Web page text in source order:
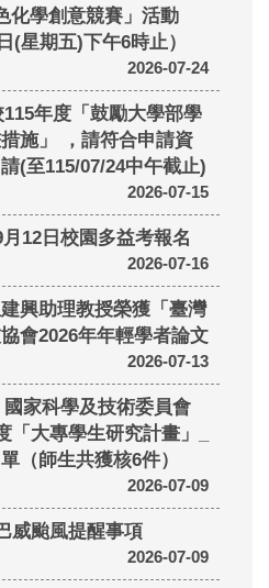
化學創意競賽」活動
(星期五)下午6時止）
2026-07-24
校115年度「鼓勵大學部學
施」 ，請符合申請資
(至115/07/24中午截止)
2026-07-15
月12日校園多益考報名
2026-07-16
建興助理教授榮獲「臺灣
會2026年年輕學者論文
2026-07-13
】國家科學及技術委員會
「大專學生研究計畫」_
（師生共獲核6件）
2026-07-09
巴威颱風提醒事項
2026-07-09